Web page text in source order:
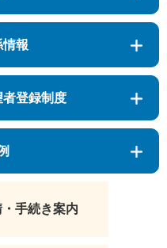
情報
登録制度
手続き案内